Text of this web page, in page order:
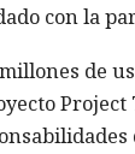
con la
de
Project